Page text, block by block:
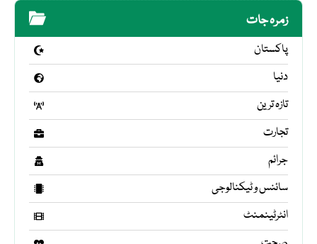
زمرہ جات
پاکستان
دنیا
تازہ ترین
تجارت
جرائم
سائنس و ٹیکنالوجی
انٹرٹینمنٹ